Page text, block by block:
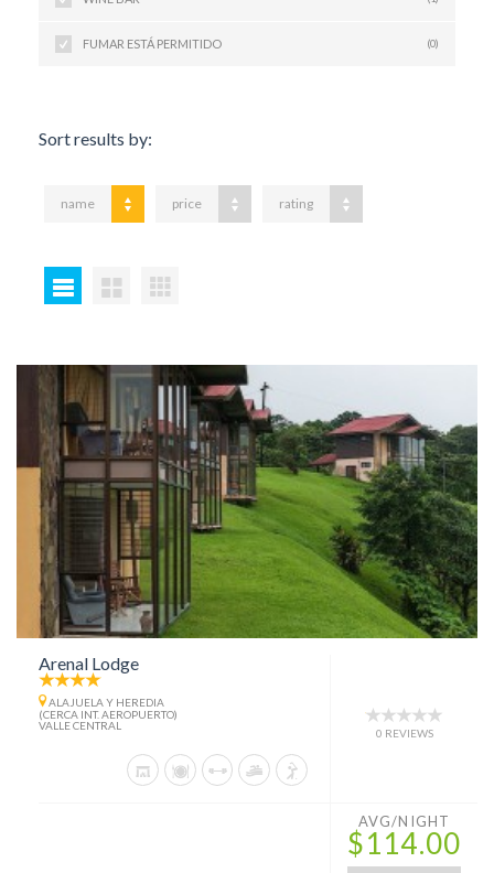
FUMAR ESTÁ PERMITIDO (0)
Sort results by:
name price rating
Arenal Lodge
ALAJUELA Y HEREDIA
(CERCA INT. AEROPUERTO)
VALLE CENTRAL
0 REVIEWS
AVG/NIGHT
$114.00